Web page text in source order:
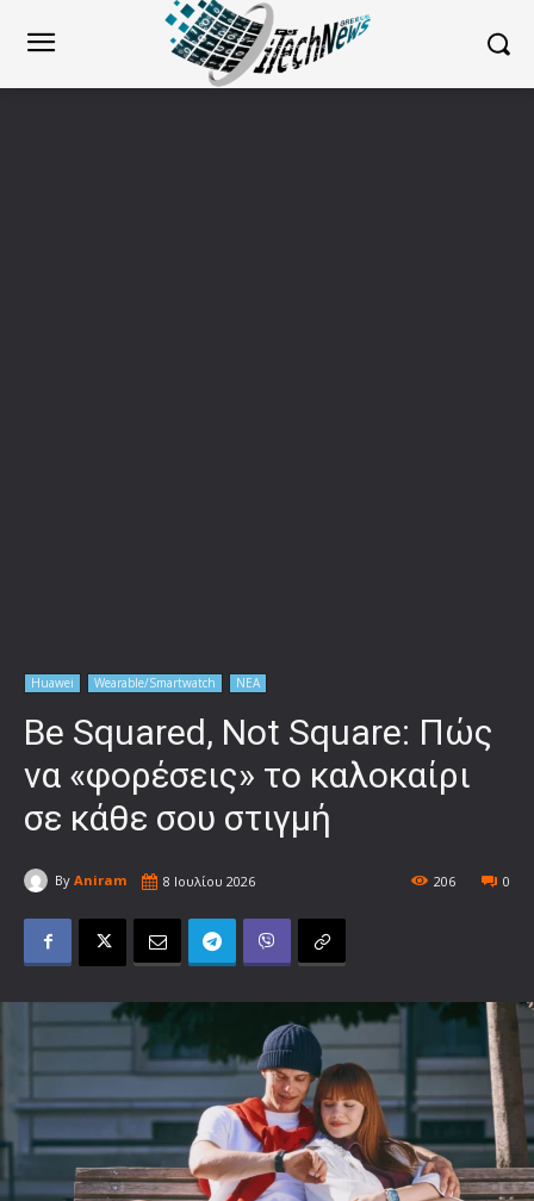
Huawei Wearable/Smartwatch ΝΕΑ
Be Squared, Not Square: Πώς
να «φορέσεις» το καλοκαίρι
σε κάθε σου στιγμή
By Aniram 8 Ιουλίου 2026 0
206